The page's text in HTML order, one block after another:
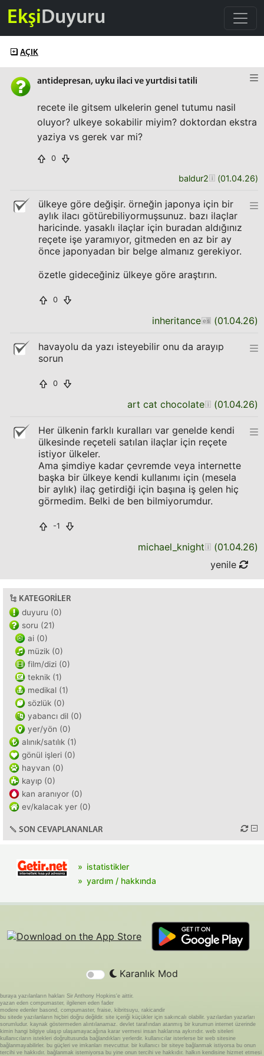
EkşiDuyuru
AÇIK
antidepresan, uyku ilaci ve yurtdisi tatili
recete ile gitsem ulkelerin genel tutumu nasil
oluyor? ulkeye sokabilir miyim? doktordan ekstra
yaziya vs gerek var mi?
0
baldur2 (01.04.26)
ülkeye göre değişir. örneğin japonya için bir
aylık ilacı götürebiliyormuşsunuz. bazı ilaçlar
haricinde. yasaklı ilaçlar için buradan aldığınız
reçete işe yaramıyor, gitmeden en az bir ay
önce japonyadan bir belge almanız gerekiyor.
özetle gideceğiniz ülkeye göre araştırın.
0
inheritance (01.04.26)
havayolu da yazı isteyebilir onu da arayıp
sorun
0
art cat chocolate (01.04.26)
Her ülkenin farklı kuralları var genelde kendi
ülkesinde reçeteli satılan ilaçlar için reçete
istiyor ülkeler.
Ama şimdiye kadar çevremde veya internette
başka bir ülkeye kendi kullanımı için (mesela
bir aylık) ilaç getirdiği için başına iş gelen hiç
görmedim. Belki de ben bilmiyorumdur.
-1
michael_knight (01.04.26)
yenile
KATEGORILER
duyuru (0)
soru (21)
ai (0)
müzik (0)
film/dizi (0)
teknik (1)
medikal (1)
sözlük (0)
yabancı dil (0)
yer/yön (0)
alınık/satılık (1)
gönül işleri (0)
hayvan (0)
kayıp (0)
kan aranıyor (0)
ev/kalacak yer (0)
SON CEVAPLANANLAR
istatistikler
yardım / hakkında
Karanlık Mod
buraya yazılanların hakları Sir Anthony Hopkins'e aittir.
yazan eden compumaster, ilgilenen eden fader
modere edenler basond, compumaster, fraise, kibritsuyu, rakicandir
bu sitede yazılanların hiçbiri doğru değildir. site içeriği küçükler için sakıncalı olabilir. yazılardan yazarları
sorumludur. kaynak göstermeden alıntılanamaz. devlet tarafından atanmış bir kurumun internet üzerinde
kimin hangi bilgiye ulaşıp ulaşamayacağına karar vermesi insan haklarına aykırıdır. web siteleri
kullanıcıların istekleri doğrultusunda bağlandıkları yerlerdir. kullanıcılar isterlerse bir web sitesine
bağlanmayabilirler. bu güçleri ve imkanları mevcuttur. bir kullanıcı bir siteye bağlanmak istiyorsa bu onun
tercihi ve hakkıdır. bağlanmak istemiyorsa bu yine onun tercihi ve hakkıdır. halkın kendisine hizmet etmesi